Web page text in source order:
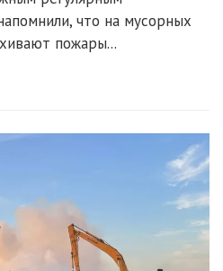
что на мусорных
пожары...